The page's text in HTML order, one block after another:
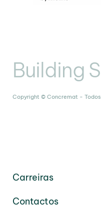
Building
Copyright © Concremat -
Carreiras
Contactos